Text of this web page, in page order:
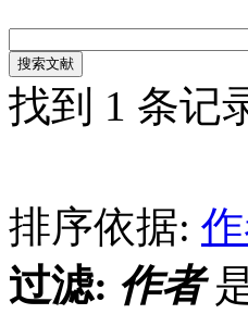
找到 1 条记
排序依据:
过滤: 作者